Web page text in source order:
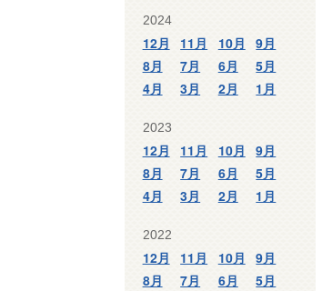
2024
12月 11月 10月
9月
8月
7月 6月
5月
4月
3月 2月 1月
2023
12月 11月 10月
9月
8月
7月 6月
5月
4月
3月 2月 1月
2022
12月 11月 10月
9月
8月
7月 6月
5月